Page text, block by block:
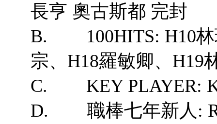
長亨 奧古斯都 完封
B. 100HITS: H10林
宗、H18羅敏卿、H19
C. KEY PLAYER:
D. 職棒七年新人: